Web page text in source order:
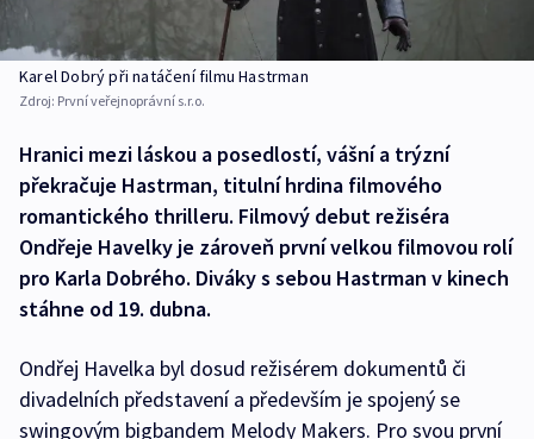
Karel Dobrý při natáčení filmu Hastrman
Zdroj: První veřejnoprávní s.r.o.
Hranici mezi láskou a posedlostí, vášní a trýzní
překračuje Hastrman, titulní hrdina filmového
romantického thrilleru. Filmový debut režiséra
Ondřeje Havelky je zároveň první velkou filmovou rolí
pro Karla Dobrého. Diváky s sebou Hastrman v kinech
stáhne od 19. dubna.
Ondřej Havelka byl dosud režisérem dokumentů či
divadelních představení a především je spojený se
swingovým bigbandem Melody Makers. Pro svou první